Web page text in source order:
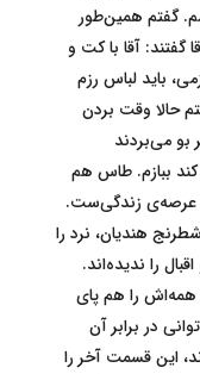
گفتم همین‌طور
آقا با کت و
باید لباس رزم
حالا وقت بردن
می‌بردند
ببازم. طاس هم
عرصه‌ی زندگی‌ست.
هندیان، نرد را
را ندیده‌اند.
همه‌اش را هم پای
در برابر آن
این قسمت آخر را